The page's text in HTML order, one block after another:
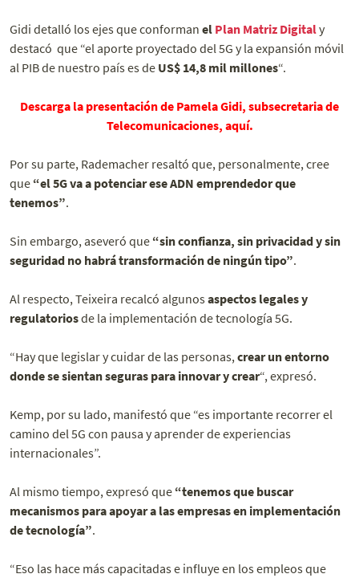
Gidi detalló los ejes que conforman el Plan Matriz Digitaly
destacó que “el aporte proyectado del 5G y la expansión móvil
al PIB de nuestro país es de US$ 14,8 mil millones“.
Descarga la presentación de Pamela Gidi, subsecretaria de
Telecomunicaciones, aquí.
Por su parte, Rademacher resaltó que, personalmente, cree
que “el 5G va a potenciar ese ADN emprendedor que
tenemos”.
Sin embargo, aseveró que “sin confianza, sin privacidad y sin
seguridad no habrá transformación de ningún tipo”.
Al respecto, Teixeira recalcó algunosaspectos legales y
regulatoriosde la implementación de tecnología 5G.
“Hay que legislar y cuidar de las personas,crear un entorno
donde se sientan seguras para innovar y crear“, expresó.
Kemp, por su lado, manifestó que “es importante recorrer el
camino del 5G con pausa y aprender de experiencias
internacionales”.
Al mismo tiempo, expresó que “tenemos que buscar
mecanismos para apoyar a las empresas en implementación
de tecnología”.
“Eso las hace más capacitadas e influye en los empleos que